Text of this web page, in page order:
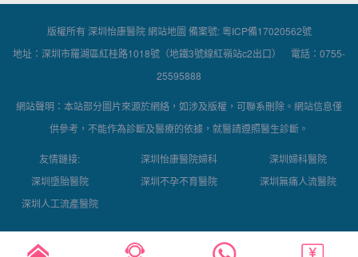
版權所有 深圳怡康醫院網站地圖 備案號:粵ICP備17020562號
地址：深圳市羅湖區紅桂路1018號（地鐵3號線紅嶺站c2出口） 電話：0755-
25595888
網站聲明：本站部分圖片來源於網絡，如涉及版權，可聯系刪除。網站信息僅
供參考，不能作為診斷及醫療的依據，就醫請遵照醫生診斷。
友情鏈接: 深圳怡康醫院婦科
深圳婦科醫院
深圳墮胎醫院
深圳不孕不育醫院
深圳無痛人流醫院
深圳人工流產醫院